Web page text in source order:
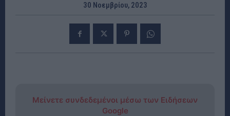
30 Νοεμβρίου, 2023
Μείνετε συνδεδεμένοι μέσω των Ειδήσεων
Google